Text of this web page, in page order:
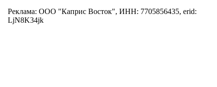
Реклама: ООО "Каприс Восток", ИНН: 7705856435, erid:
LjN8K34jk